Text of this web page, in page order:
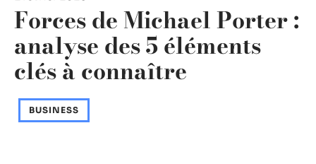
Forces de Michael Porter :
analyse des 5 éléments
clés à connaître
BUSINESS